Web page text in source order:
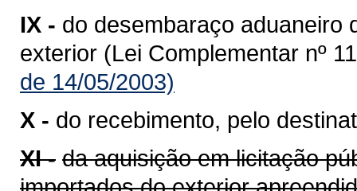
IX - do desembaraço aduaneiro
exterior (Lei Complementar nº
de 14/05/2003)
X - do recebimento, pelo
XI - da aquisição em licitação